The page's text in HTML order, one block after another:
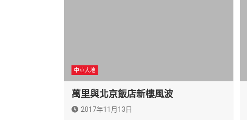
中華大地
萬里與北京飯店新樓風波
2017年11月13日